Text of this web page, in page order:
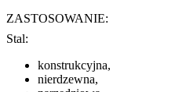
ZASTOSOWANIE:
Stal:
konstrukcyjna,
nierdzewna,